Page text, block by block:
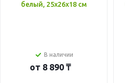
белый, 25x26x18 см
В наличии
от 8 890 ₸